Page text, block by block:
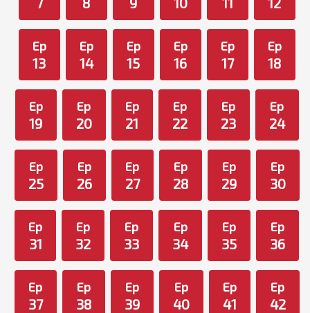
Ep
13
Ep
14
Ep
15
Ep
16
Ep
17
Ep
18
Ep
19
Ep
20
Ep
21
Ep
22
Ep
23
Ep
24
Ep
25
Ep
26
Ep
27
Ep
28
Ep
29
Ep
30
Ep
31
Ep
32
Ep
33
Ep
34
Ep
35
Ep
36
Ep
37
Ep
38
Ep
39
Ep
40
Ep
41
Ep
42